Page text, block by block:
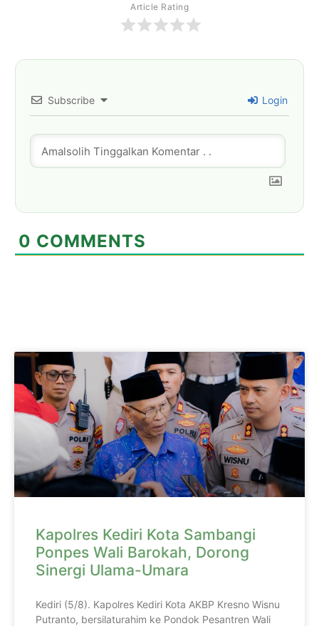
Article Rating
Subscribe Login
0 COMMENTS
Kapolres Kediri Kota Sambangi
Ponpes Wali Barokah, Dorong
Sinergi Ulama-Umara
Kediri (5/8). Kapolres Kediri Kota AKBP Kresno Wisnu
Putranto, bersilaturahim ke Pondok Pesantren Wali